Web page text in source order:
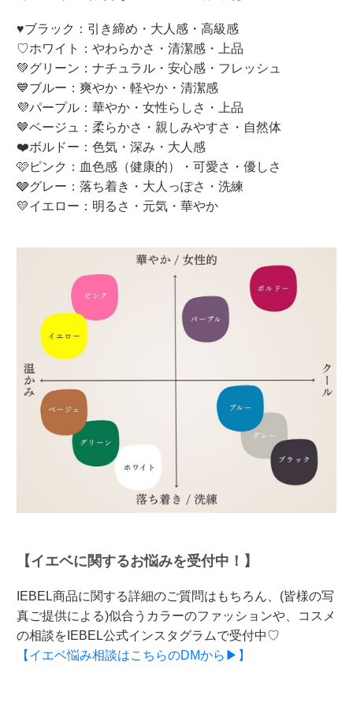
♥ブラック：引き締め・大人感・高級感
♡ホワイト：やわらかさ・清潔感・上品
💚グリーン：ナチュラル・安心感・フレッシュ
💙ブルー：爽やか・軽やか・清潔感
💜パープル：華やか・女性らしさ・上品
🤎ベージュ：柔らかさ・親しみやすさ・自然体
❤️ボルドー：色気・深み・大人感
🩷ピンク：血色感（健康的）・可愛さ・優しさ
🩶グレー：落ち着き・大人っぽさ・洗練
💛イエロー：明るさ・元気・華やか
【イエベに関するお悩みを受付中！】
IEBEL商品に関する詳細のご質問はもちろん、(皆様の写
真ご提供による)似合うカラーのファッションや、コスメ
の相談をIEBEL公式インスタグラムで受付中♡
【イエベ悩み相談はこちらのDMから▶】